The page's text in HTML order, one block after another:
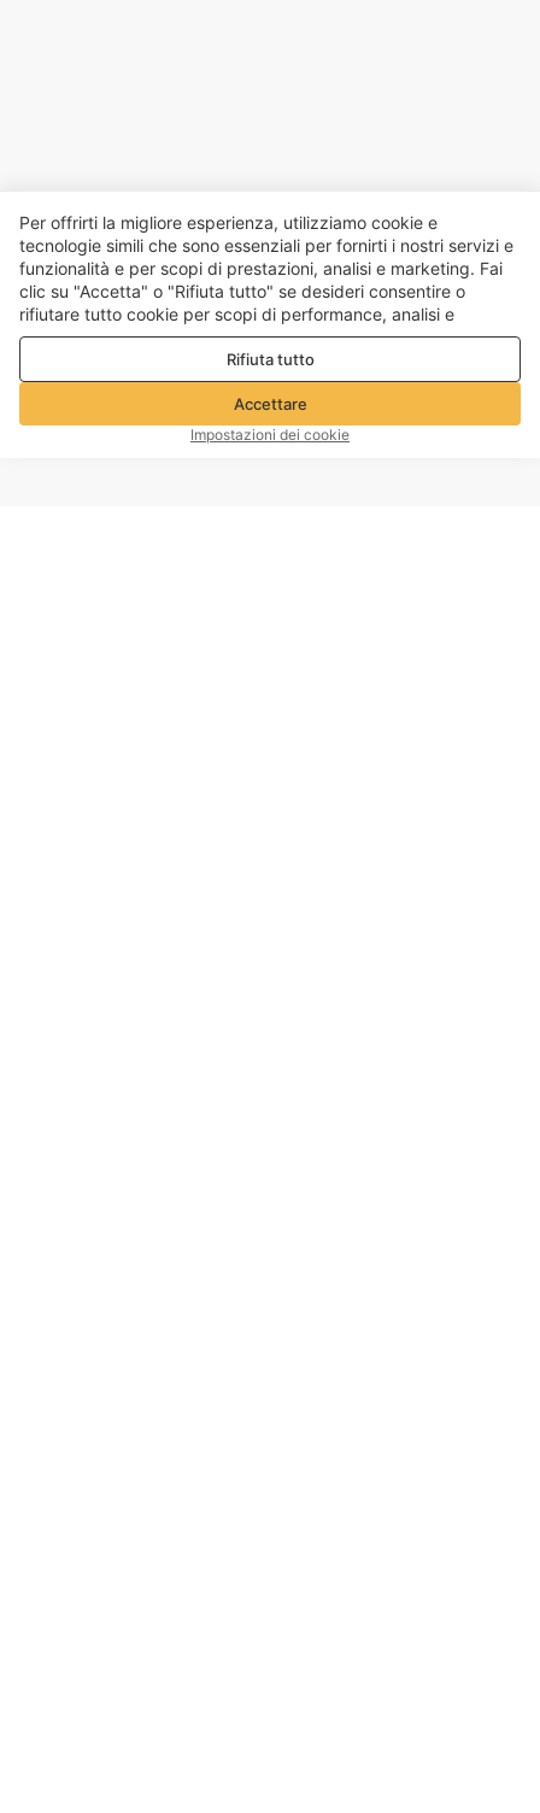
Per offrirti la migliore esperienza, utilizziamo cookie e
tecnologie simili che sono essenziali per fornirti i nostri servizi e
funzionalità e per scopi di prestazioni, analisi e marketing. Fai
clic su "Accetta" o "Rifiuta tutto" se desideri consentire o
rifiutare tutto cookie per scopi di performance, analisi e
marketing. Per maggiori dettagli consultare la nostraPolitica
Rifiuta tutto
Accettare
Impostazioni dei cookie